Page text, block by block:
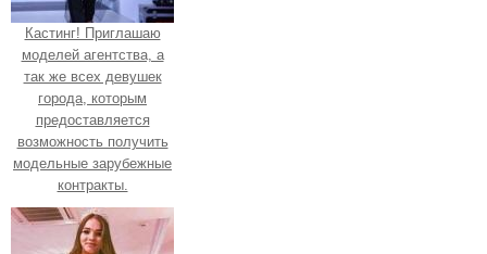
Кастинг! Приглашаю
моделей агентства, а
так же всех девушек
города, которым
предоставляется
возможность получить
модельные зарубежные
контракты.